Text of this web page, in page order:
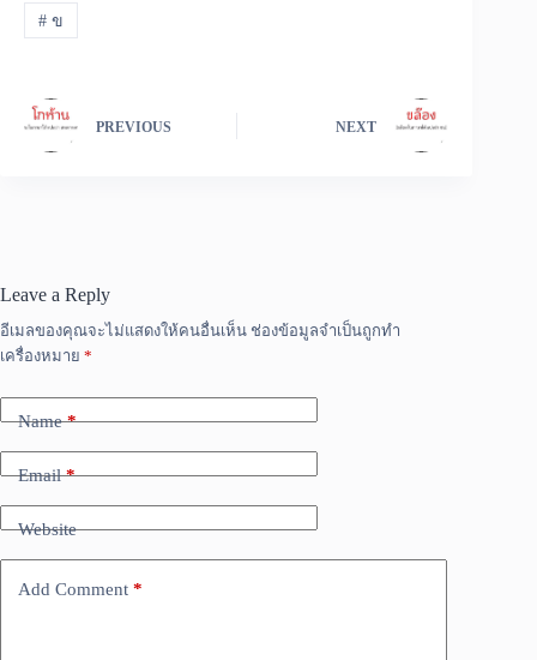
#ข
PREVIOUS NEXT
Leave a Reply
อีเมลของคุณจะไม่แสดงให้คนอื่นเห็น ช่องข้อมูลจำเป็นถูกทำ
เครื่องหมาย *
Name*
Email*
Website
Add Comment *